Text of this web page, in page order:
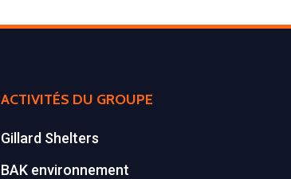
ACTIVITÉS DU GROUPE
Gillard Shelters
BAK environnement
77590 BOIS LE ROI